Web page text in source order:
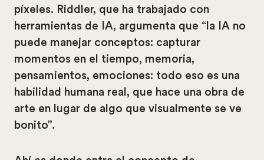
píxeles. Riddler, que ha trabajado con
herramientas de IA, argumenta que “la IA no
puede manejar conceptos: capturar
momentos en el tiempo, memoria,
pensamientos, emociones: todo eso es una
habilidad humana real, que hace una obra de
arte en lugar de algo que visualmente se ve
bonito”.